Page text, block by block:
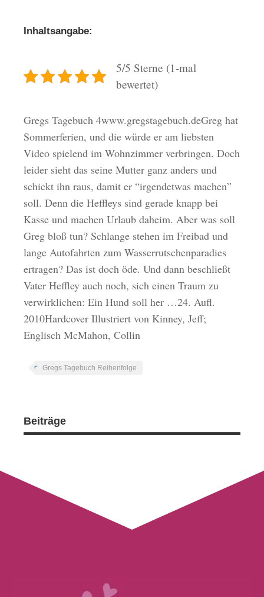
Inhaltsangabe:
5/5 Sterne (1-mal
bewertet)
Gregs Tagebuch 4www.gregstagebuch.deGreg hat
Sommerferien, und die würde er am liebsten
Video spielend im Wohnzimmer verbringen. Doch
leider sieht das seine Mutter ganz anders und
schickt ihn raus, damit er “irgendetwas machen”
soll. Denn die Heffleys sind gerade knapp bei
Kasse und machen Urlaub daheim. Aber was soll
Greg bloß tun? Schlange stehen im Freibad und
lange Autofahrten zum Wasserrutschenparadies
ertragen? Das ist doch öde. Und dann beschließt
Vater Heffley auch noch, sich einen Traum zu
verwirklichen: Ein Hund soll her …24. Aufl.
2010Hardcover Illustriert von Kinney, Jeff;
Englisch McMahon, Collin
Gregs Tagebuch Reihenfolge
Beiträge